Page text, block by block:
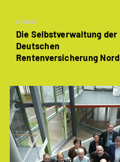
Artikel
Die Selbstverwaltung der
Deutschen
Rentenversicherung Nord